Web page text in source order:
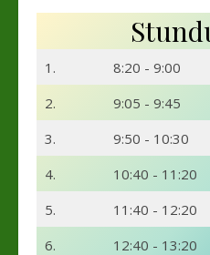
1.
8:20 - 9:00
2.
9:05 - 9:45
3.
9:50 - 10:30
4.
10:40 - 11:20
5.
11:40 - 12:20
6.
12:40 - 13:20